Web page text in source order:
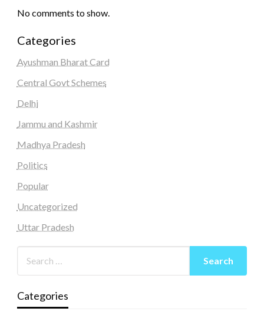
No comments to show.
Categories
Ayushman Bharat Card
Central Govt Schemes
Delhi
Jammu and Kashmir
Madhya Pradesh
Politics
Popular
Uncategorized
Uttar Pradesh
Categories